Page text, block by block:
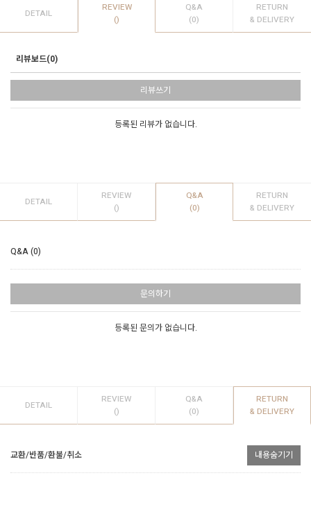
DETAIL
REVIEW
()
Q&A
(0)
RETURN
& DELIVERY
리뷰보드(0)
리뷰쓰기
등록된 리뷰가 없습니다.
DETAIL
REVIEW
()
Q&A
(0)
RETURN
& DELIVERY
Q&A (0)
문의하기
등록된 문의가 없습니다.
DETAIL
REVIEW
()
Q&A
(0)
RETURN
& DELIVERY
교환/반품/환불/취소 내용숨기기